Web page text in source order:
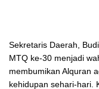
Sekretaris Daerah,
MTQ ke-30 menjadi
membumikan Alquran
kehidupan sehari-hari.